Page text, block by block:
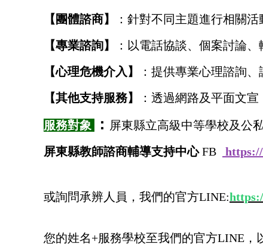
【團體諮商】
：針對不同主題進行相關
【專業諮詢】
：以電話協談、個案討論
【心理危機介入】
：提供專業心理諮詢
【其他支持服務】
：透過網路及平面文
服務對象 ： 屏東縣立高級中等學校及公
屏東縣教師諮商輔導支持中心FB
或詢問承辨人員，我們的官方LINE:
您的姓名+服務學校至我們的官方LINE，